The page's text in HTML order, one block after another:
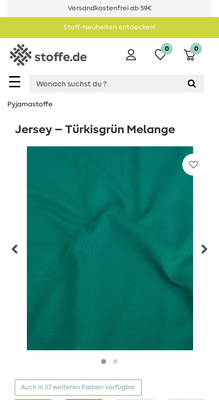
Versandkostenfrei ab 59€
Stoff-Neuheiten entdecken!
☰
0 0
Pyjamastoffe
Jersey – Türkisgrün Melange
Auch in 57 weiteren Farben verfügbar